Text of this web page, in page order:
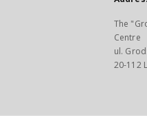
The
Centre
ul.
20-112